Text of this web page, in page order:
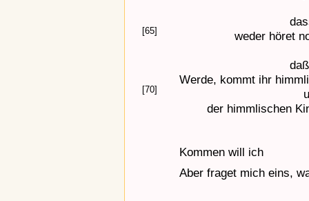
[65]
[70]
weder höret
Werde, kommt ihr
der himmlischen
Kommen will ich
Aber fraget mich eins,